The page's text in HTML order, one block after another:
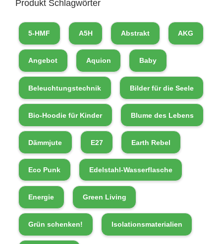
Produkt Schlagwörter
5-HMF A5H Abstrakt AKG
Angebot Aquion Baby
Beleuchtungstechnik Bilder für die Seele
Bio-Hoodie für Kinder Blume des Lebens
Dämmjute E27 Earth Rebel
Eco Punk Edelstahl-Wasserflasche
Energie Green Living
Grün schenken! Isolationsmaterialien